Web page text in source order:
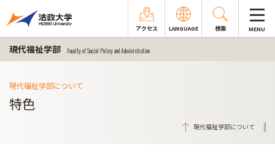
アクセス LANGUAGE 検索 MENU
現代福祉学部 Faculty of Social Policy and Administration
現代福祉学部について
特色
現代福祉学部について